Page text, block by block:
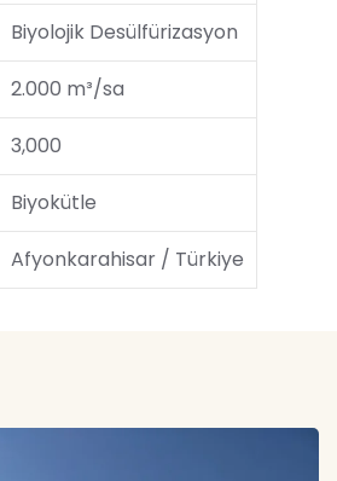
Biyolojik Desülfürizasyon
2.000 m³/sa
3,000
Biyokütle
Afyonkarahisar / Türkiye